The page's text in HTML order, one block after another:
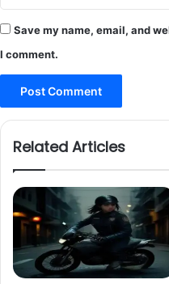
Save my name, email, and
I comment.
Related Articles